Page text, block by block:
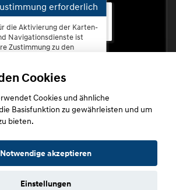
56073 Koblenz-Rauental
erforderlich
die Aktivierung der Karten-
Navigationsdienste ist
Zustimmung zu den
Zustimmen
© 2026. Autohaus Scherhag
Cookies
Cookies und ähnliche
Basisfunktion zu gewährleisten und um
bieten.
Notwendige akzeptieren
Einstellungen